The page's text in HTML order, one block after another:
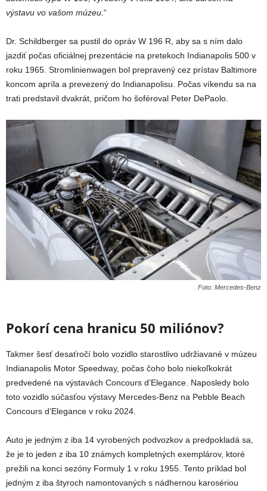
výstavu vo vašom múzeu.“
Dr. Schildberger sa pustil do opráv W 196 R, aby sa s ním dalo
jazdiť počas oficiálnej prezentácie na pretekoch Indianapolis 500 v
roku 1965. Stromlinienwagen bol prepravený cez prístav Baltimore
koncom apríla a prevezený do Indianapolisu. Počas víkendu sa na
trati predstavil dvakrát, pričom ho šoféroval Peter DePaolo.
Foto: Mercedes-Benz
Pokorí cena hranicu 50 miliónov?
Takmer šesť desaťročí bolo vozidlo starostlivo udržiavané v múzeu
Indianapolis Motor Speedway, počas čoho bolo niekoľkokrát
predvedené na výstavách Concours d’Elegance. Naposledy bolo
toto vozidlo súčasťou výstavy Mercedes-Benz na Pebble Beach
Concours d’Elegance v roku 2024.
Auto je jedným z iba 14 vyrobených podvozkov a predpokladá sa,
že je to jeden z iba 10 známych kompletných exemplárov, ktoré
prežili na konci sezóny Formuly 1 v roku 1955. Tento príklad bol
jedným z iba štyroch namontovaných s nádhernou karosériou